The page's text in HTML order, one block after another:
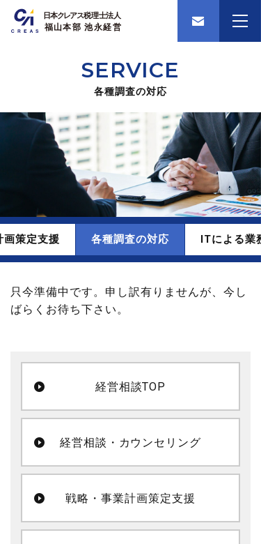
SERVICE
各種調査の対応
画策定支援 各種調査の対応 ITによる業
只今準備中です。申し訳有りませんが、今し
ばらくお待ち下さい。
経営相談TOP
経営相談・カウンセリング
戦略・事業計画策定支援